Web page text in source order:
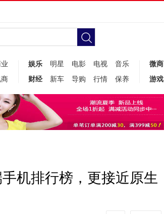
娱乐 明星 电影 电视
音乐
财经
新车 导购 行情 保养
微商
游戏
机排行榜，更接近原生